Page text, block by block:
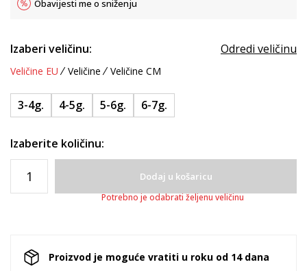
Obavijesti me o sniženju
Izaberi veličinu: Odredi veličinu
Veličine EU Veličine Veličine CM
3-4g. 4-5g. 5-6g. 6-7g.
Izaberite količinu:
Dodaj u košaricu
Potrebno je odabrati željenu veličinu
Proizvod je moguće vratiti u roku od 14 dana